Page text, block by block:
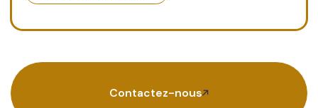
Contactez-nous